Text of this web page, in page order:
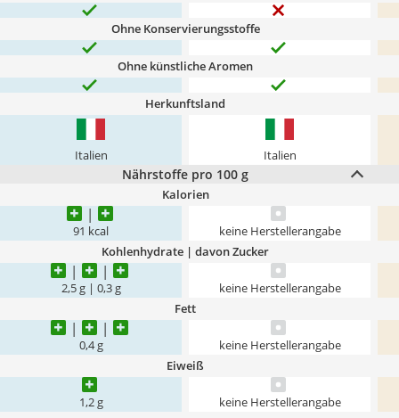
Ohne Konservierungsstoffe
Ohne künstliche Aromen
Herkunftsland
Italien Italien
Nährstoffe pro 100 g
Kalorien
91 kcal keine Herstellerangabe
Kohlenhydrate | davon Zucker
2,5 g | 0,3 g keine Herstellerangabe
Fett
0,4 g keine Herstellerangabe
Eiweiß
1,2 g keine Herstellerangabe